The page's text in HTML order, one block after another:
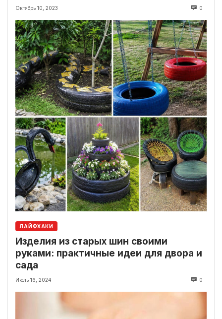
Октябрь 10, 2023 0
ЛАЙФХАКИ
Изделия из старых шин своими
руками: практичные идеи для двора и
сада
Июль 16, 2024 0